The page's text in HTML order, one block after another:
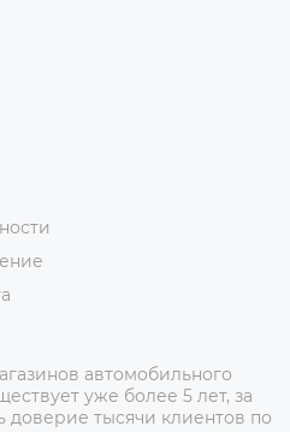
автомобильного
уже более 5 лет, за
доверие тысячи клиентов по